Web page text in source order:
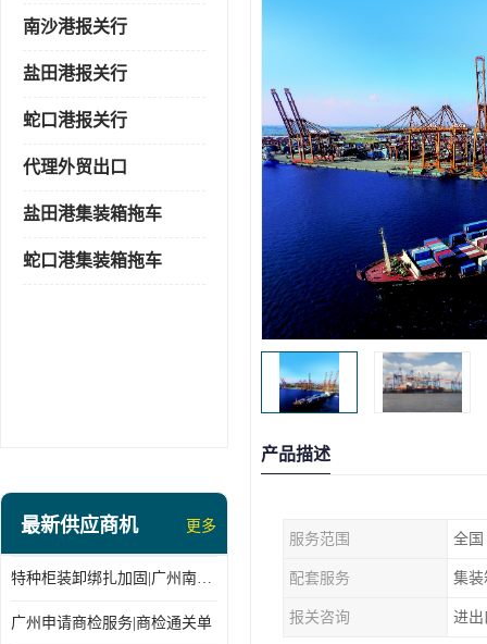
南沙港报关行
盐田港报关行
蛇口港报关行
代理外贸出口
盐田港集装箱拖车
蛇口港集装箱拖车
最新供应商机 更多
特种柜装卸绑扎加固|广州南沙仓库装卸
广州申请商检服务|商检通关单
产品描述
服务范围 全国
配套服务 集装
报关咨询 进出